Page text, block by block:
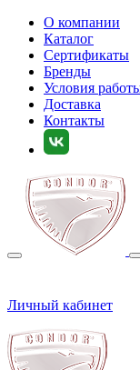
О компании
Каталог
Сертификаты
Бренды
Условия
Доставка
Контакты
Личный кабинет